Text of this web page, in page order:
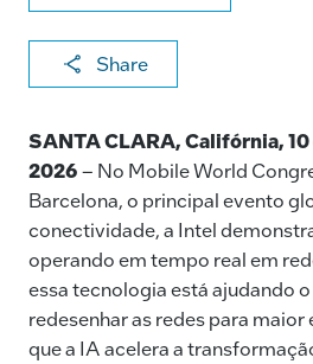
Share
X
a
c
e
b
o
o
k
k
e
dI
n
ai
l
p
y
n
k
SANTA CLARA, Califórnia,
2026– No Mobile World
Barcelona, o principal evento
conectividade, a Intel
operando em tempo real em
essa tecnologia está ajudando
redesenhar as redes para
que a IA acelera a